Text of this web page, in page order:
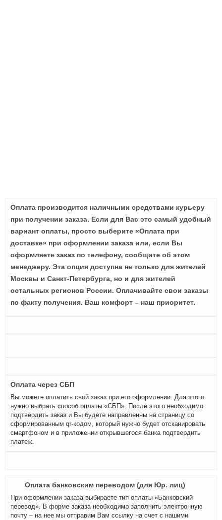
Оплата производится наличными средствами курьеру
при получении заказа. Если для Вас это самый удобный
вариант оплаты, просто выберите «Оплата при
доставке» при оформлении заказа или, если Вы
оформляете заказ по телефону, сообщите об этом
менеджеру. Эта опция доступна не только для жителей
Москвы и Санкт-Петербурга, но и для жителей
остальных регионов России. Оплачивайте свои заказы
по факту получения. Ваш комфорт – наш приоритет.
Оплата через СБП
Вы можете оплатить свой заказ при его оформлении. Для этого
нужно выбрать способ оплаты «СБП». После этого необходимо
подтвердить заказ и Вы будете направленны на страницу со
сформированным qr-кодом, который нужно будет отсканировать
смартфоном и в приложении открывшегося банка подтвердить
платеж.
Оплата банковским переводом (для Юр. лиц)
При оформлении заказа выбираете тип оплаты «Банковский
перевод». В форме заказа необходимо заполнить электронную
почту – на нее мы отправим Вам ссылку на счет с нашими